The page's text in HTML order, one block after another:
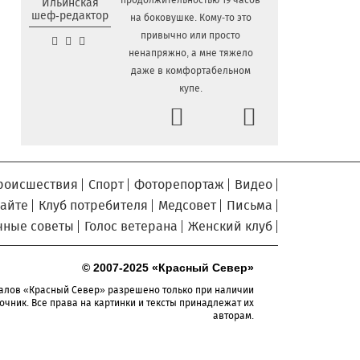
6.08.2026 16:20 Сельские труженики
Тотемского округа получат жилье с
правом выкупа за один процент
Детская футбольная секция
6.08.2026 14:31
Робот Макс на Госуслугах
поможет вологжанам оформить выплату
на первоклассника
подтвердила курс на полное
обеспечение лесовосстановления
семенным материалом
Ильинская
шеф-редактор
на боковушке. Кому-то это
привычно или просто
ненапряжно, а мне тяжело
даже в комфортабельном
купе.
Спорт Фоторепортаж
Видео
Клуб потребителя Медсовет
Письма
советы
Голос ветерана Женский клуб
© 2007-2025 «Красный Север»
«Красный Север» разрешено только при наличии
Все права на картинки и тексты принадлежат их
авторам.